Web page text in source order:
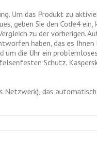
Um das Produkt zu
geben Sie den Code4 ein,
zu der vorherigen.
haben, das es
die Uhr ein
Schutz.
Netzwerk), das